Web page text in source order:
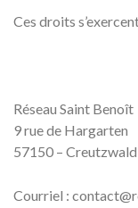
Ces droits
Réseau Saint Benoît
9 rue de Hargarten
57150 – Creutzwald
Courriel :